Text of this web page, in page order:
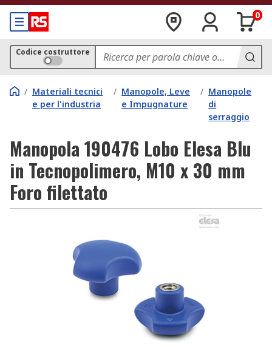
0
Codice costruttore
/ Materiali tecnici
e per l'industria
/ Manopole, Leve
e Impugnature
/ Manopole
di
serraggio
Manopola 190476 Lobo Elesa Blu
in Tecnopolimero, M10 x 30 mm
Foro filettato